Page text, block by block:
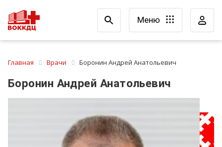
Меню
Главная Врачи Боронин Андрей Анатольевич
Боронин Андрей Анатольевич